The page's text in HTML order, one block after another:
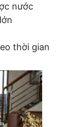
nước
thời gian